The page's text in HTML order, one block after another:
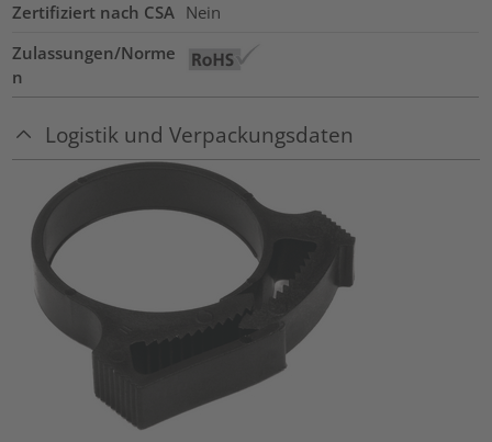
Zertifiziert nach CSA Nein
Zulassungen/Norme
n
Logistik und Verpackungsdaten